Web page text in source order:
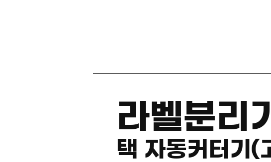
라벨분리기
택 자동커터기(